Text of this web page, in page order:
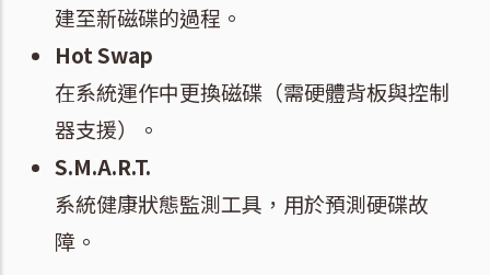
建至新磁碟的過程。
Hot Swap
在系統運作中更換磁碟（需硬體背板與控制
器支援）。
S.M.A.R.T.
系統健康狀態監測工具，用於預測硬碟故
障。